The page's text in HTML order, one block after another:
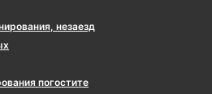
незаезд
погостите